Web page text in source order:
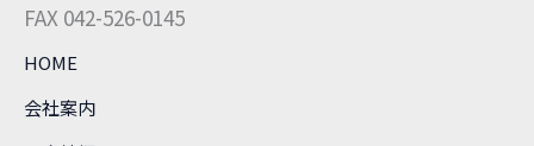
FAX 042-526-0145
HOME
会社案内